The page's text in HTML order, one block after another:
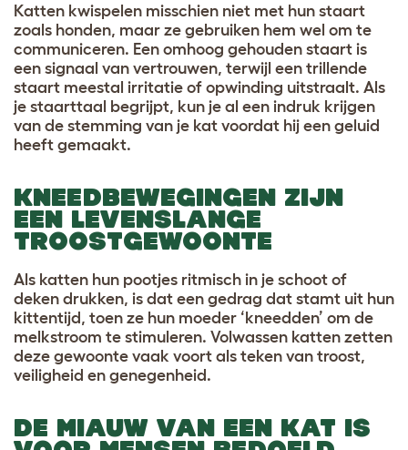
Katten kwispelen misschien niet met hun staart
zoals honden, maar ze gebruiken hem wel om te
communiceren. Een omhoog gehouden staart is
een signaal van vertrouwen, terwijl een trillende
staart meestal irritatie of opwinding uitstraalt. Als
je staarttaal begrijpt, kun je al een indruk krijgen
van de stemming van je kat voordat hij een geluid
heeft gemaakt.
KNEEDBEWEGINGEN ZIJN
EEN LEVENSLANGE
TROOSTGEWOONTE
Als katten hun pootjes ritmisch in je schoot of
deken drukken, is dat een gedrag dat stamt uit hun
kittentijd, toen ze hun moeder ‘kneedden’ om de
melkstroom te stimuleren. Volwassen katten zetten
deze gewoonte vaak voort als teken van troost,
veiligheid en genegenheid.
DE MIAUW VAN EEN KAT IS